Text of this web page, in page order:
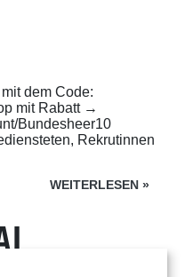
dem Code:
mit Rabatt →
Bundesheer10
Rekrutinnen
WEITERLESEN »